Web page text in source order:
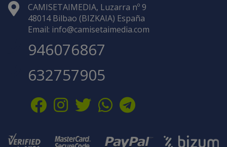
CAMISETAIMEDIA, Luzarra nº 9
48014 Bilbao (BIZKAIA) España
Email: info@camisetaimedia.com
946076867
632757905